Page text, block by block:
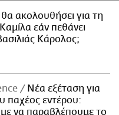
θα ακολουθήσει για τη
εάν πεθάνει
Κάρολος;
Νέα εξέταση για
παχέος εντέρου:
να παραβλέπουμε το